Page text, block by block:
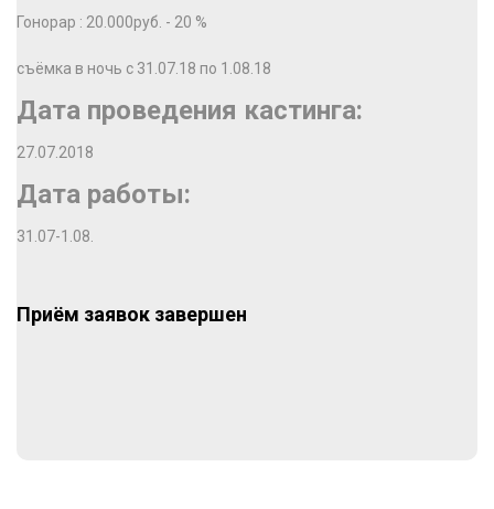
Гонорар : 20.000руб. - 20 %
съёмка в ночь с 31.07.18 по 1.08.18
Дата проведения кастинга:
27.07.2018
Дата работы:
31.07-1.08.
Приём заявок завершен